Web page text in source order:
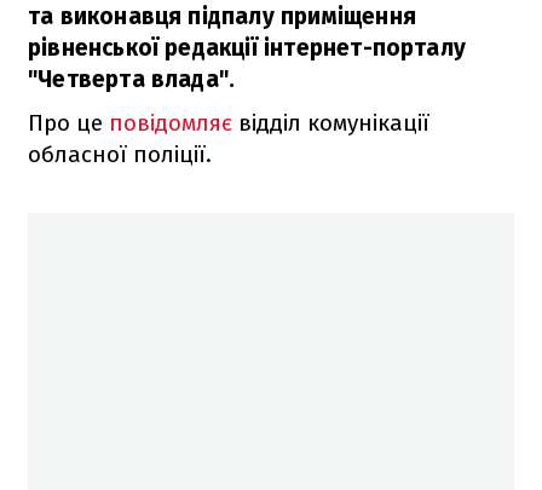
та виконавця підпалу приміщення
рівненської редакції інтернет-порталу
"Четверта влада".
Про це повідомляє відділ комунікації
обласної поліції.